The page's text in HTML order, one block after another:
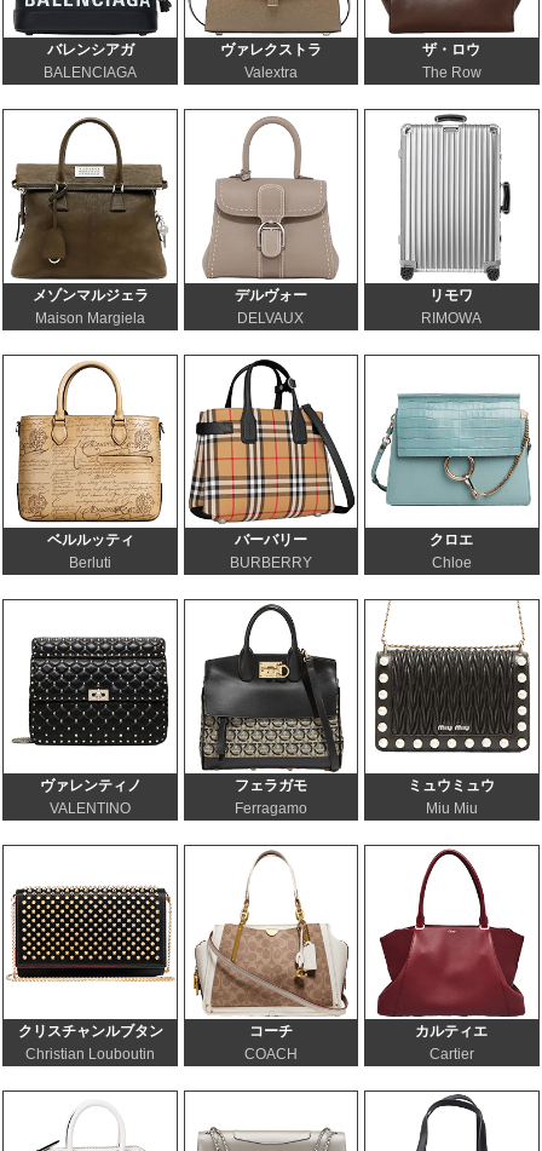
バレンシアガ
BALENCIAGA
ヴァレクストラ
Valextra
ザ・ロウ
The Row
メゾンマルジェラ
Maison Margiela
デルヴォー
DELVAUX
リモワ
RIMOWA
ベルルッティ
Berluti
バーバリー
BURBERRY
クロエ
Chloe
ヴァレンティノ
VALENTINO
フェラガモ
Ferragamo
ミュウミュウ
Miu Miu
クリスチャンルブタン
Christian Louboutin
コーチ
COACH
カルティエ
Cartier